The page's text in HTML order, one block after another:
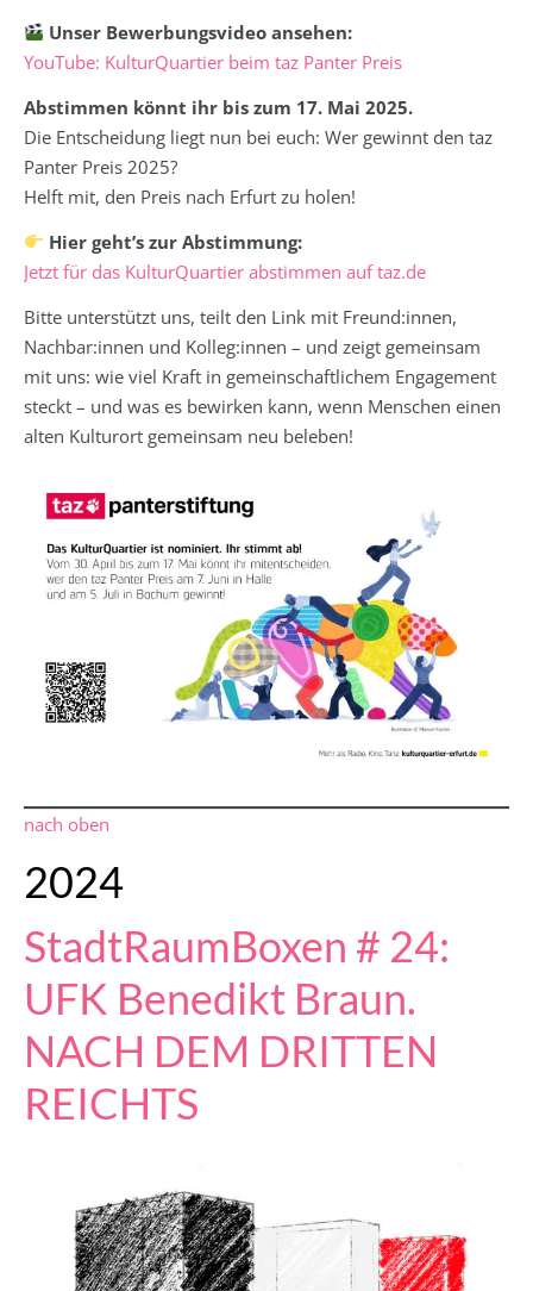
Unser Bewerbungsvideo ansehen:
YouTube: KulturQuartier beim taz Panter Preis
Abstimmen könnt ihr bis zum 17. Mai 2025.
Die Entscheidung liegt nun bei euch: Wer gewinnt den taz
Panter Preis 2025?
Helft mit, den Preis nach Erfurt zu holen!
Hier geht’s zur Abstimmung:
Jetzt für das KulturQuartier abstimmen auf taz.de
Bitte unterstützt uns, teilt den Link mit Freund:innen,
Nachbar:innen und Kolleg:innen – und zeigt gemeinsam
mit uns: wie viel Kraft in gemeinschaftlichem Engagement
steckt – und was es bewirken kann, wenn Menschen einen
alten Kulturort gemeinsam neu beleben!
nach oben
2024
StadtRaumBoxen # 24:
UFK Benedikt Braun.
NACH DEM DRITTEN
REICHTS